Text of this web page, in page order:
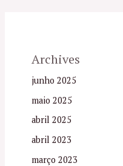
Archives
junho 2025
maio 2025
abril 2025
abril 2023
março 2023